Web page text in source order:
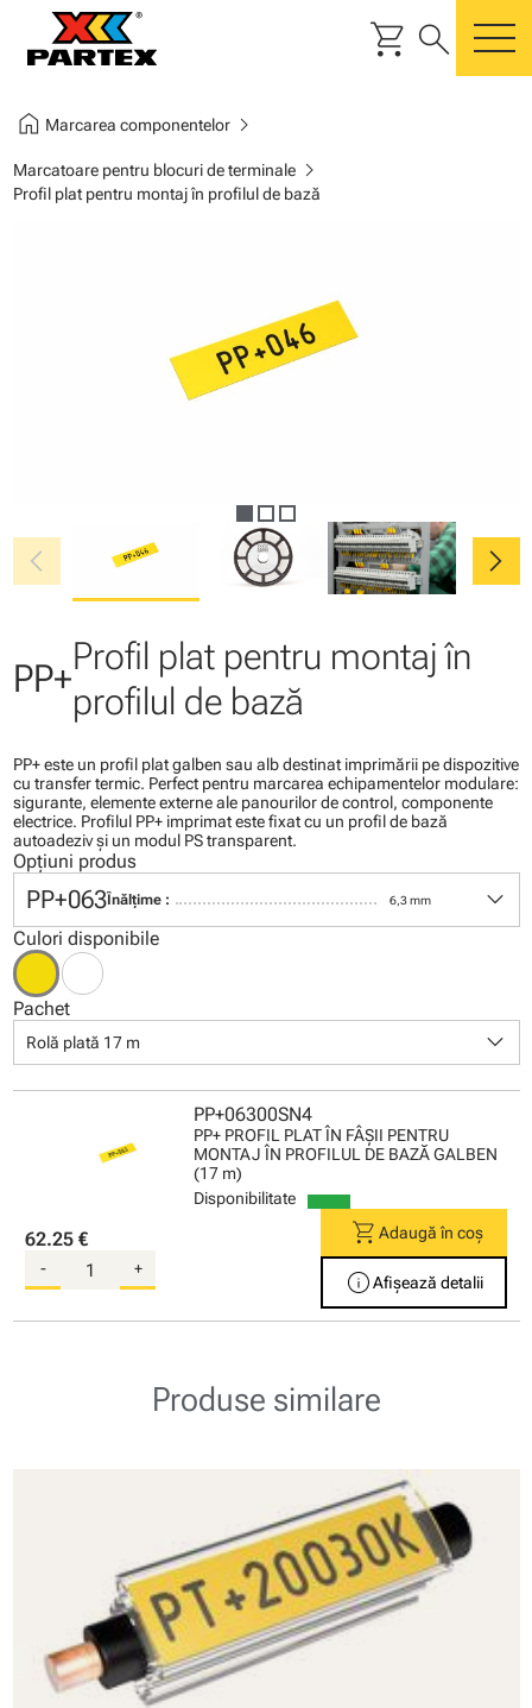
shopping_cart search
home Marcarea componentelorchevron_right
Marcatoare pentru blocuri de terminalechevron_right
Profil plat pentru montaj în profilul de bază
chevron_left chevron_right
PP+Profil plat pentru montaj în
profilul de bază
PP+ este un profil plat galben sau alb destinat imprimării pe dispozitive
cu transfer termic. Perfect pentru marcarea echipamentelor modulare:
sigurante, elemente externe ale panourilor de control, componente
electrice. Profilul PP+ imprimat este fixat cu un profil de bază
autoadeziv şi un modul PS transparent.
Opțiuni produs
PP+063Înălţime : 6,3 mm keyboard_arrow_down
Culori disponibile
Pachet
Rolă plată 17 m keyboard_arrow_down
PP+06300SN4
PP+ PROFIL PLAT ÎN FÂŞII PENTRU
MONTAJ ÎN PROFILUL DE BAZĂ GALBEN
(17 m)
Disponibilitate
62.25 €
- +
shopping_cartAdaugă în coș
infoAfișează detalii
Produse similare